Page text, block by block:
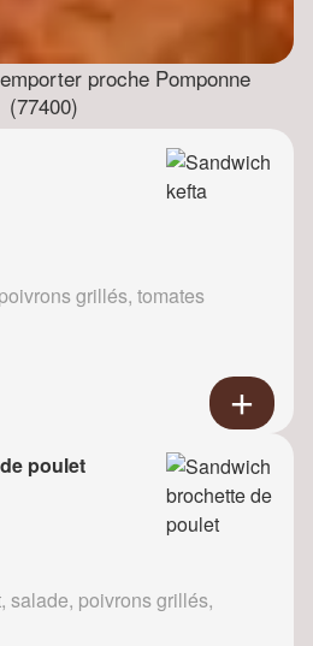
proche Pomponne
(77400)
grillés, tomates
poulet
salade, poivrons grillés,